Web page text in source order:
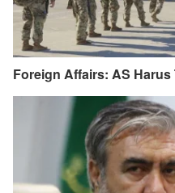
Foreign Affairs: AS